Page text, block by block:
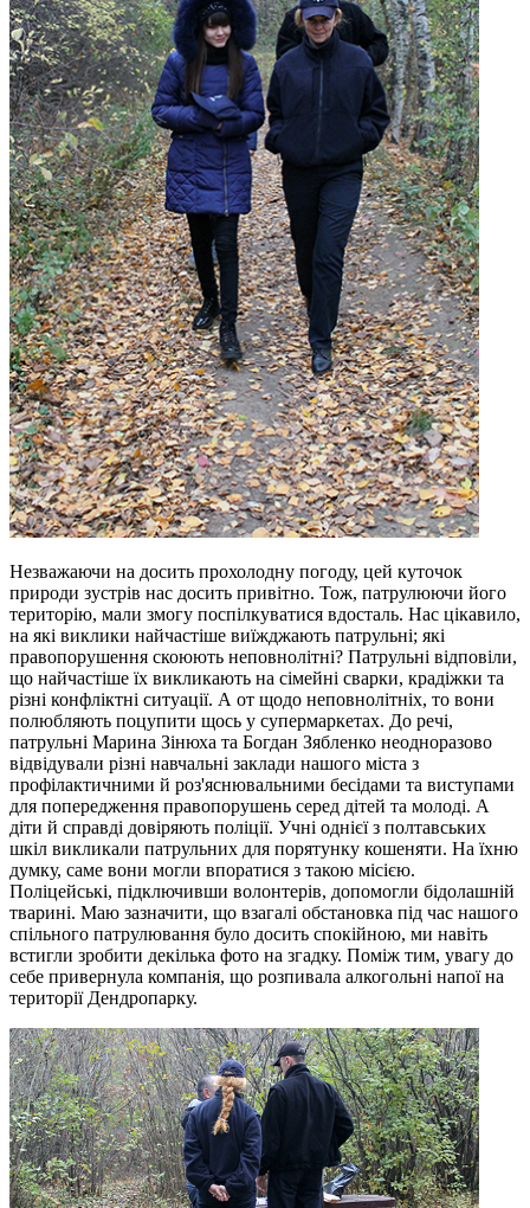
Незважаючи на досить прохолодну погоду, цей куточок
природи зустрів нас досить привітно. Тож, патрулюючи його
територію, мали змогу поспілкуватися вдосталь. Нас цікавило,
на які виклики найчастіше виїжджають патрульні; які
правопорушення скоюють неповнолітні? Патрульні відповіли,
що найчастіше їх викликають на сімейні сварки, крадіжки та
різні конфліктні ситуації. А от щодо неповнолітніх, то вони
полюбляють поцупити щось у супермаркетах. До речі,
патрульні Марина Зінюха та Богдан Зябленко неодноразово
відвідували різні навчальні заклади нашого міста з
профілактичними й роз'яснювальними бесідами та виступами
для попередження правопорушень серед дітей та молоді. А
діти й справді довіряють поліції. Учні однієї з полтавських
шкіл викликали патрульних для порятунку кошеняти. На їхню
думку, саме вони могли впоратися з такою місією.
Поліцейські, підключивши волонтерів, допомогли бідолашній
тварині. Маю зазначити, що взагалі обстановка під час нашого
спільного патрулювання було досить спокійною, ми навіть
встигли зробити декілька фото на згадку. Поміж тим, увагу до
себе привернула компанія, що розпивала алкогольні напої на
території Дендропарку.